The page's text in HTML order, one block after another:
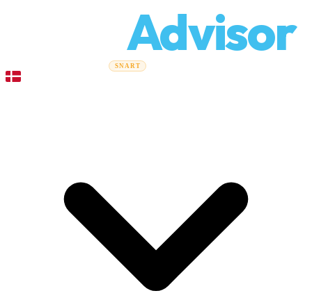
Advisor
Flyttefirmaer SNART